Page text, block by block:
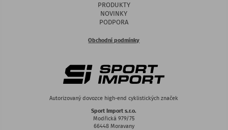
PRODUKTY
NOVINKY
PODPORA
Obchodní podmínky
Autorizovaný dovozce high-end cyklistických značek
Sport Import s.r.o.
Modřická 979/75
66448 Moravany